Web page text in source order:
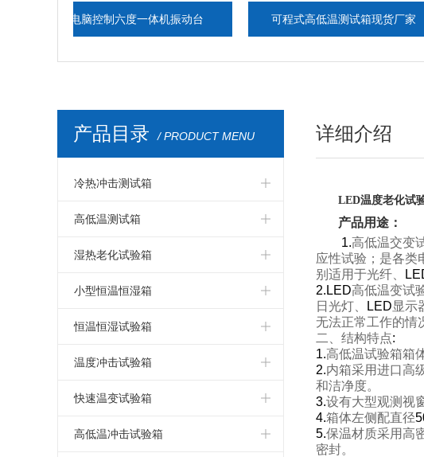
电脑控制六度一体机振动台 可程式高低温测试箱现货厂家
产品目录 / PRODUCT MENU
冷热冲击测试箱
冷热冲击箱
冷热冲击测试箱
冷热冲击试验箱
冷热冲击试验机
小型冷热冲击试验箱
三箱冷热冲击试验箱
两箱冷热冲击试验箱
高低温测试箱
高低温测试箱
高低温试验箱
高低温测试仪器
高低温试验机
可程式高低温试验箱
高低温交变试验箱
湿热老化试验箱
湿热老化试验箱
交变湿热试验箱
湿热老化测试箱
高低温交变湿热试验箱
高低温湿热老化试验箱
小型恒温恒湿箱
小型温湿度试验箱
小型恒温恒湿试验箱
小型高低温试验箱
立式恒温恒湿试验箱
恒温恒湿试验箱
恒温恒湿箱
恒温恒湿试验箱
恒温恒湿测试箱
温度冲击试验箱
温度冲击试验箱
温度冲击试验机
快速温变试验箱
应力筛选试验箱
高低温冲击试验箱
详细介绍
LED温度老化试
产品用途：
1.高低温交变
应性试验；是各类
别适用于光纤、
2.LED高低温变试
日光灯、
LED显示
无法正常工作的情
二、结构特点:
1.高低温试验箱箱
2.内箱采用进口高
和洁净度。
3.设有大型观测视
4.箱体左侧配直径
5.保温材质采用高
密封。